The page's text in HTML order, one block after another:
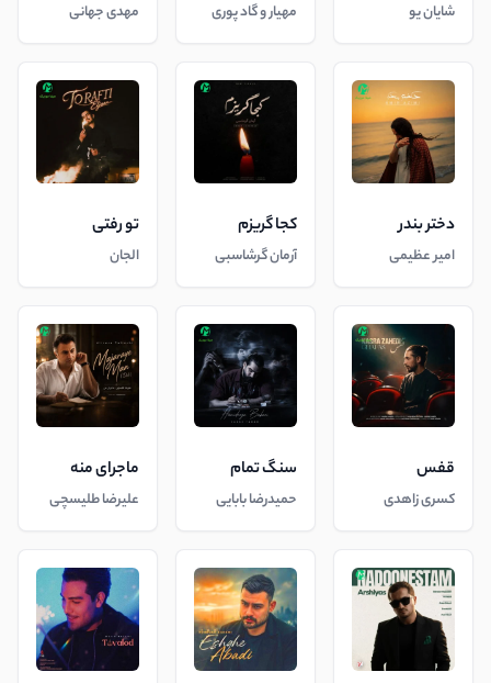
شایان یو مهیار و گاد پوری مهدی جهانی
دختر بندر
امیر عظیمی
کجا گریزم
آرمان گرشاسبی
تو رفتی
الجان
قفس
کسری زاهدی
سنگ تمام
حمیدرضا بابایی
ماجرای منه
علیرضا طلیسچی